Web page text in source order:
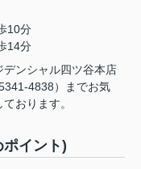
10分
14分
ンシャル四ツ谷本店
4838）までお気
おります。
イント)